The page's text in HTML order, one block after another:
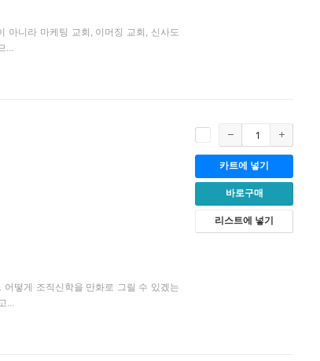
아니라 마케팅 교회, 이머징 교회, 신사도
...
떻게 조직신학을 만화로 그릴 수 있겠는
...
카트에 넣기
바로구매
리스트에 넣기